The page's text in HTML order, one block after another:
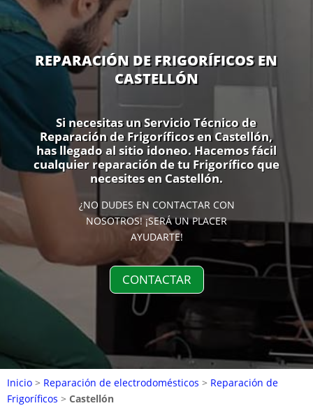
REPARACIÓN DE FRIGORÍFICOS EN
CASTELLÓN
Si necesitas un Servicio Técnico de
Reparación de Frigoríficos en Castellón,
has llegado al sitio idoneo. Hacemos fácil
cualquier reparación de tu Frigorífico que
necesites en Castellón.
¿NO DUDES EN CONTACTAR CON
NOSOTROS! ¡SERÁ UN PLACER
AYUDARTE!
CONTACTAR
Inicio > Reparación de electrodomésticos > Reparación de
Frigoríficos > Castellón